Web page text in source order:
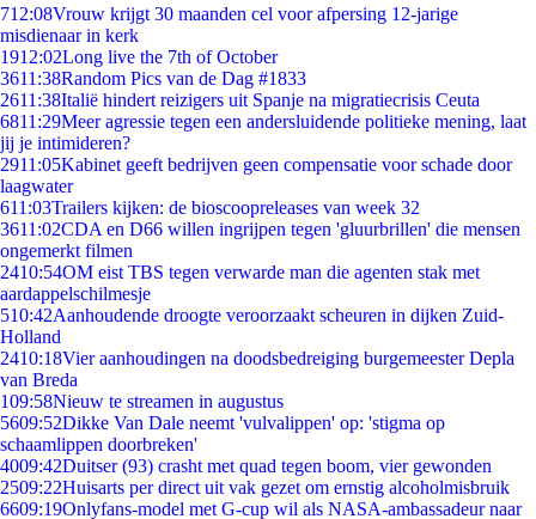
712:08Vrouw krijgt 30 maanden cel voor afpersing 12-jarige
misdienaar in kerk
1912:02Long live the 7th of October
3611:38Random Pics van de Dag #1833
2611:38Italië hindert reizigers uit Spanje na migratiecrisis Ceuta
6811:29Meer agressie tegen een andersluidende politieke mening, laat
jij je intimideren?
2911:05Kabinet geeft bedrijven geen compensatie voor schade door
laagwater
611:03Trailers kijken: de bioscoopreleases van week 32
3611:02CDA en D66 willen ingrijpen tegen 'gluurbrillen' die mensen
ongemerkt filmen
2410:54OM eist TBS tegen verwarde man die agenten stak met
aardappelschilmesje
510:42Aanhoudende droogte veroorzaakt scheuren in dijken Zuid-
Holland
2410:18Vier aanhoudingen na doodsbedreiging burgemeester Depla
van Breda
109:58Nieuw te streamen in augustus
5609:52Dikke Van Dale neemt 'vulvalippen' op: 'stigma op
schaamlippen doorbreken'
4009:42Duitser (93) crasht met quad tegen boom, vier gewonden
2509:22Huisarts per direct uit vak gezet om ernstig alcoholmisbruik
6609:19Onlyfans-model met G-cup wil als NASA-ambassadeur naar